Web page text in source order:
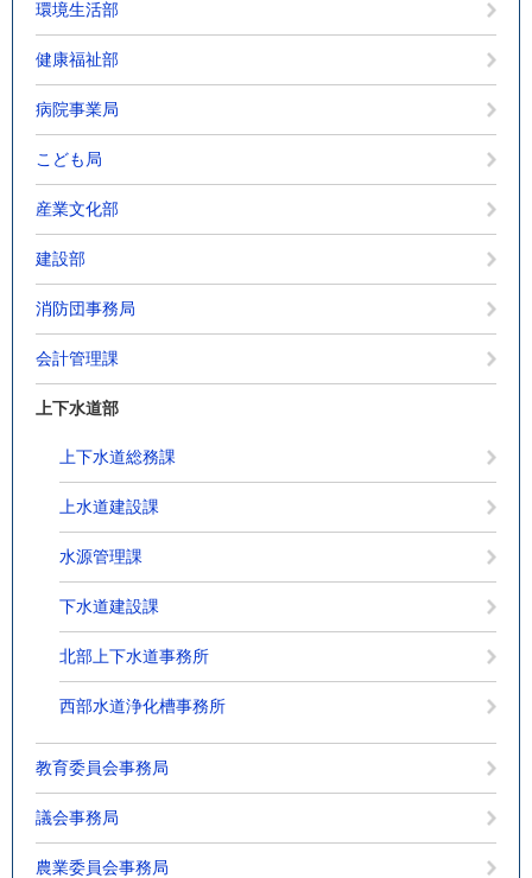
環境生活部
健康福祉部
病院事業局
こども局
産業文化部
建設部
消防団事務局
会計管理課
上下水道部
上下水道総務課
上水道建設課
水源管理課
下水道建設課
北部上下水道事務所
西部水道浄化槽事務所
教育委員会事務局
議会事務局
農業委員会事務局